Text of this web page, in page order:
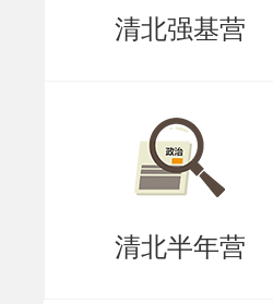
5)专业成绩证
6)英语成绩证
件，注：如
系统进行查
清北强基营
清北半年营